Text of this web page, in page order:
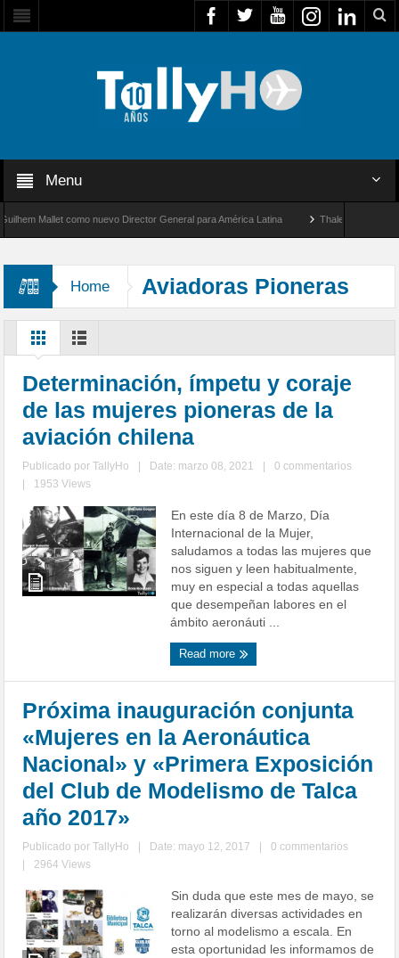
Menu
Mallet como nuevo Director General para América Latina Thales multiplica por
Home Aviadoras Pioneras
Determinación, ímpetu y coraje
de las mujeres pioneras de la
aviación chilena
Publicado porTallyHo Date: marzo 08, 2021
0 commentarios
1953 Views
En este día 8 de Marzo, Día
Internacional de la Mujer,
saludamos a todas las mujeres que
nos siguen y leen habitualmente,
muy en especial a todas aquellas
que desempeñan labores en el
ámbito aeronáuti ...
Read more
Próxima inauguración conjunta
«Mujeres en la Aeronáutica
Nacional» y «Primera Exposición
del Club de Modelismo de Talca
año 2017»
Publicado porTallyHo Date: mayo 12, 2017
0 commentarios
2964 Views
Sin duda que este mes de mayo, se
realizarán diversas actividades en
torno al modelismo a escala. En
esta oportunidad les informamos de